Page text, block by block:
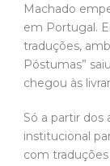
Machado
em Portugal.
traduções,
Póstumas”
chegou às
Só a partir dos
institucional
com